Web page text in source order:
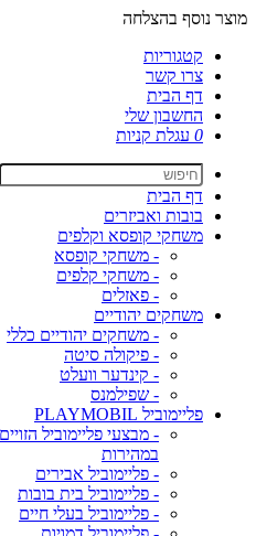
מוצר נוסף בהצלחה
קטגוריות
צרו קשר
דף הבית
החשבון שלי
0 עגלת קניות
דף הבית
בובות ואביזרים
משחקי קופסא וקלפים
- משחקי קופסא
- משחקי קלפים
- פאזלים
משחקים יהודיים
- משחקים יהודיים כללי
- פיקולה סיטה
- קינדער וועלט
- שפילמנס
פליימוביל PLAYMOBIL
- מבצעי פליימוביל
במהירות
- פליימוביל אבירים
- פליימוביל בית בובות
- פליימוביל בעלי חיים